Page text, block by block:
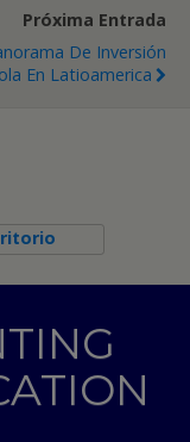
Próxima Entrada
De Inversión
En Latioamerica